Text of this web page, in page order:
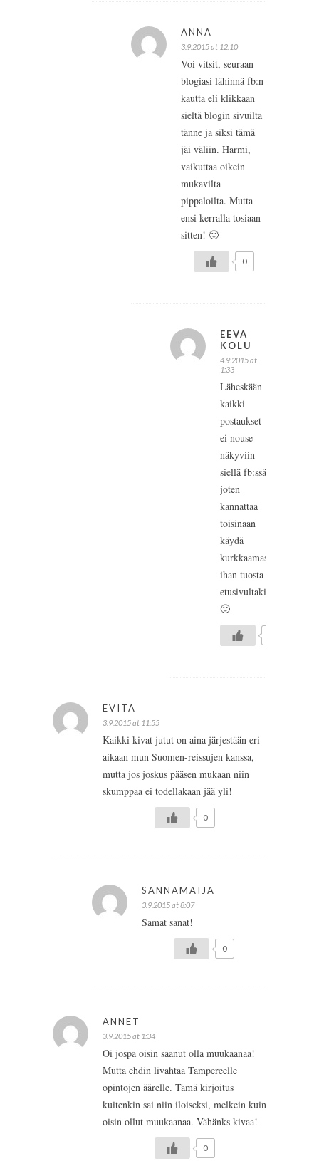
ANNA
3.9.2015 at 12:10
Voi vitsit, seuraan
blogiasi lähinnä fb:n
kautta eli klikkaan
sieltä blogin sivuilta
tänne ja siksi tämä
jäi väliin. Harmi,
vaikuttaa oikein
mukavilta
pippaloilta. Mutta
ensi kerralla tosiaan
sitten! 🙂
0
EEVA
KOLU
4.9.2015 at
1:33
Läheskään
kaikki
postaukset
ei nouse
näkyviin
siellä fb:ssä
joten
kannattaa
toisinaan
käydä
kurkkaamassa
ihan tuosta
etusivultakin
🙂
EVITA
3.9.2015 at 11:55
Kaikki kivat jutut on aina järjestään eri
aikaan mun Suomen-reissujen kanssa,
mutta jos joskus pääsen mukaan niin
skumppaa ei todellakaan jää yli!
0
SANNAMAIJA
3.9.2015 at 8:07
Samat sanat!
0
ANNET
3.9.2015 at 1:34
Oi jospa oisin saanut olla muukaanaa!
Mutta ehdin livahtaa Tampereelle
opintojen äärelle. Tämä kirjoitus
kuitenkin sai niin iloiseksi, melkein kuin
oisin ollut muukaanaa. Vähänks kivaa!
0